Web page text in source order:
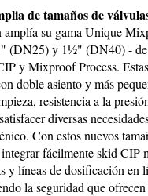
de tamaños de
su gama Unique
(DN25) y 1½" (DN40) -
y Mixproof Process.
doble asiento y más
resistencia a la
diversas
Con estos nuevos
fácilmente skid CIP
y líneas de dosificación en
la seguridad que